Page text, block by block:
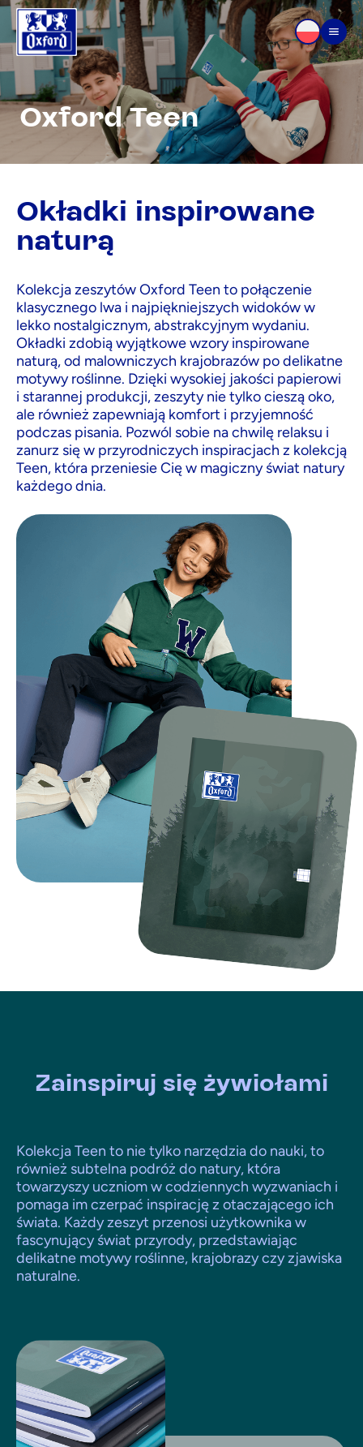
Przejdź do treści
Oxford Teen
Okładki inspirowane
naturą
Kolekcja zeszytów Oxford Teen to połączenie
klasycznego lwa i najpiękniejszych widoków w
lekko nostalgicznym, abstrakcyjnym wydaniu.
Okładki zdobią wyjątkowe wzory inspirowane
naturą, od malowniczych krajobrazów po delikatne
motywy roślinne. Dzięki wysokiej jakości papierowi
i starannej produkcji, zeszyty nie tylko cieszą oko,
ale również zapewniają komfort i przyjemność
podczas pisania. Pozwól sobie na chwilę relaksu i
zanurz się w przyrodniczych inspiracjach z kolekcją
Teen, która przeniesie Cię w magiczny świat natury
każdego dnia.
Zainspiruj się żywiołami
Kolekcja Teen to nie tylko narzędzia do nauki, to
również subtelna podróż do natury, która
towarzyszy uczniom w codziennych wyzwaniach i
pomaga im czerpać inspirację z otaczającego ich
świata. Każdy zeszyt przenosi użytkownika w
fascynujący świat przyrody, przedstawiając
delikatne motywy roślinne, krajobrazy czy zjawiska
naturalne.